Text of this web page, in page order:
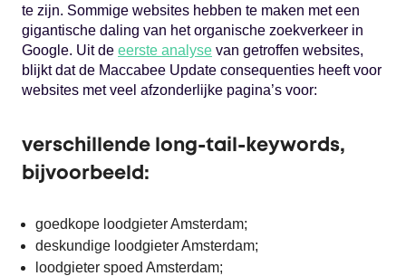
te zijn. Sommige websites hebben te maken met een
gigantische daling van het organische zoekverkeer in
Google. Uit de eerste analyse van getroffen websites,
blijkt dat de Maccabee Update consequenties heeft voor
websites met veel afzonderlijke pagina’s voor:
verschillende long-tail-keywords,
bijvoorbeeld:
goedkope loodgieter Amsterdam;
deskundige loodgieter Amsterdam;
loodgieter spoed Amsterdam;